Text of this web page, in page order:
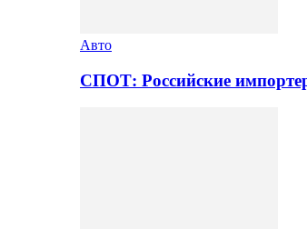
Авто
СПОТ: Российские